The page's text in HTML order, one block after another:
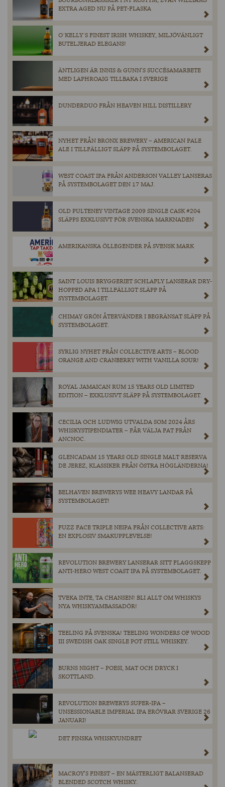
EXTRA AGED NU PÅ PET-FLASKA
O´KELLY´S FINEST IRISH WHISKEY, MILJÖVÄNLIGT
BUTELJERAD ELEGANS!
ÄNTLIGEN ÄR INNIS & GUNN’S SUCCÉSAMARBETE
MED LAPHROAIG TILLBAKA I SVERIGE
DUNDERDUO FRÅN HEAVEN HILL DISTILLERY
NYHET FRÅN BRONX BREWERY – AMERICAN PALE
ALE I TILLFÄLLIGT SLÄPP PÅ SYSTEMBOLAGET.
WEST COAST IPA FRÅN ANDERSON VALLEY LANSERAS
PÅ SYSTEMBOLAGET DEN 17 MAJ.
OLD PULTENEY VINTAGE 2009 SINGLE CASK #204
SLÄPPS EXKLUSIVT FÖR SVENSKA MARKNADEN
AMERIKANSKA ÖLLEGENDER PÅ SVENSK MARK
SAINT LOUIS BRYGGERIET SCHLAFLY LANSERAR DRY-
HOPPED APA I TILLFÄLLIGT SLÄPP PÅ
SYSTEMBOLAGET.
CHIMAY GRÖN ÅTERVÄNDER I BEGRÄNSAT SLÄPP PÅ
SYSTEMBOLAGET.
SYRLIG NYHET FRÅN COLLECTIVE ARTS – BLOOD
ORANGE AND CRANBERRY WITH VANILLA SOUR!
ROYAL JAMAICAN RUM 15 YEARS OLD LIMITED
EDITION – EXKLUSIVT SLÄPP PÅ SYSTEMBOLAGET.
CECILIA OCH LUDWIG UTVALDA SOM 2024 ÅRS
WHISKYSTIPENDIATER – FÅR VÄLJA FAT FRÅN
ANCNOC.
GLENCADAM 15 YEARS OLD SINGLE MALT RESERVA
DE JEREZ, KLASSIKER FRÅN ÖSTRA HÖGLÄNDERNA!
BELHAVEN BREWERYS WEE HEAVY LANDAR PÅ
SYSTEMBOLAGET!
FUZZ FACE TRIPLE NEIPA FRÅN COLLECTIVE ARTS:
EN EXPLOSIV SMAKUPPLEVELSE!
REVOLUTION BREWERY LANSERAR SITT FLAGGSKEPP
ANTI-HERO WEST COAST IPA PÅ SYSTEMBOLAGET.
TVEKA INTE, TA CHANSEN! BLI ALLT OM WHISKYS
NYA WHISKYAMBASSADÖR!
TEELING PÅ SVENSKA! TEELING WONDERS OF WOOD
III SWEDISH OAK SINGLE POT STILL WHISKEY.
BURNS NIGHT – POESI, MAT OCH DRYCK I
SKOTTLAND.
REVOLUTION BREWERYS SUPER-IPA –
UNSESSIONABLE IMPERIAL IPA ERÖVRAR SVERIGE 26
JANUARI!
DET FINSKA WHISKYUNDRET
MACROY’S FINEST – EN MÄSTERLIGT BALANSERAD
BLENDED SCOTCH WHISKY.